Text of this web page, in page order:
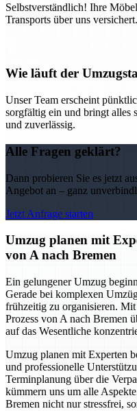
Selbstverständlich! Ihre
Transports über uns versichert.
Wie läuft der
Unser Team erscheint
sorgfältig ein und bringt alles
und zuverlässig.
Alle Fragen geklärt?
Dann probieren Sie es jetzt
Angebot an – ganz
Jetzt Anfrage starten
Umzug planen mit
von A nach Bremen
Ein gelungener Umzug
Gerade bei komplexen
frühzeitig zu organisieren.
Prozess von A nach Bremen
auf das Wesentliche
Umzug planen mit Experten
und professionelle
Terminplanung über die
kümmern uns um alle
Bremen nicht nur stressfrei,